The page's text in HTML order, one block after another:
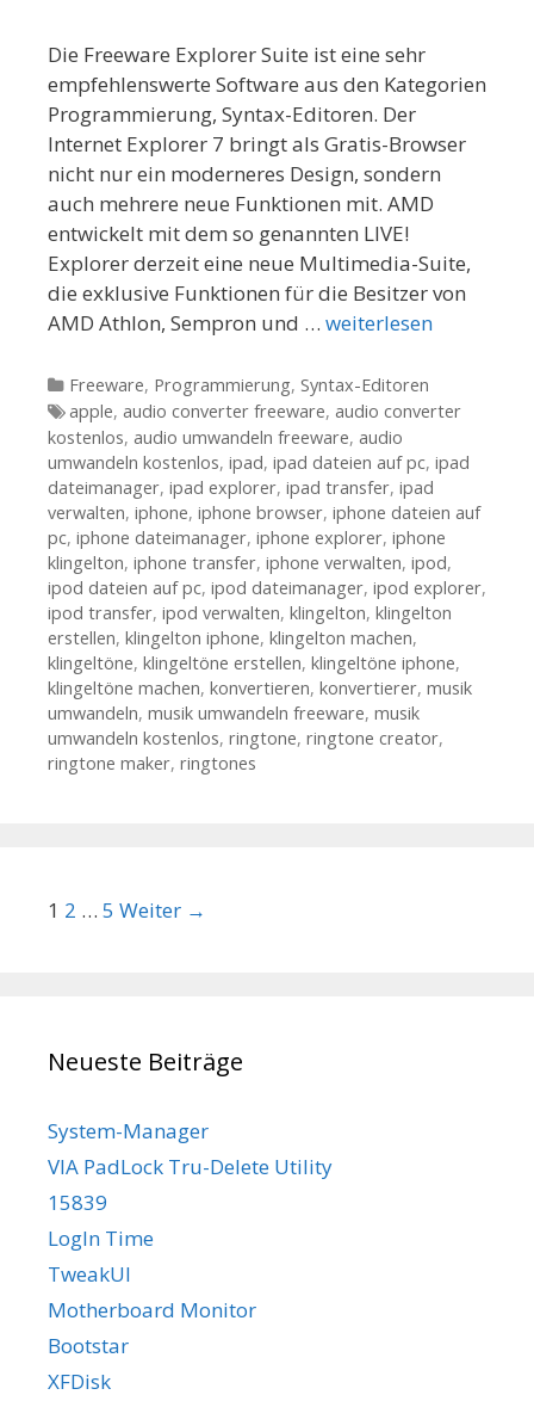
Die Freeware Explorer Suite ist eine sehr
empfehlenswerte Software aus den Kategorien
Programmierung, Syntax-Editoren. Der
Internet Explorer 7 bringt als Gratis-Browser
nicht nur ein moderneres Design, sondern
auch mehrere neue Funktionen mit. AMD
entwickelt mit dem so genannten LIVE!
Explorer derzeit eine neue Multimedia-Suite,
die exklusive Funktionen für die Besitzer von
AMD Athlon, Sempron und … weiterlesen
Kategorien
Freeware, Programmierung, Syntax-Editoren
Tags
apple, audio converter freeware, audio converter
kostenlos, audio umwandeln freeware, audio
umwandeln kostenlos, ipad, ipad dateien auf pc, ipad
dateimanager, ipad explorer, ipad transfer, ipad
verwalten, iphone, iphone browser, iphone dateien auf
pc, iphone dateimanager, iphone explorer, iphone
klingelton, iphone transfer, iphone verwalten, ipod,
ipod dateien auf pc, ipod dateimanager, ipod explorer,
ipod transfer, ipod verwalten, klingelton, klingelton
erstellen, klingelton iphone, klingelton machen,
klingeltöne, klingeltöne erstellen, klingeltöne iphone,
klingeltöne machen, konvertieren, konvertierer, musik
umwandeln, musik umwandeln freeware, musik
umwandeln kostenlos, ringtone, ringtone creator,
ringtone maker, ringtones
Beitrags-Navigation
1 2 … 5 Weiter →
Neueste Beiträge
System-Manager
VIA PadLock Tru-Delete Utility
15839
LogIn Time
TweakUI
Motherboard Monitor
Bootstar
XFDisk